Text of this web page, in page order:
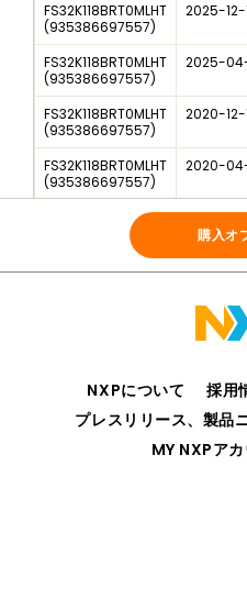
FS32K118BRT0MLHT
(935386697557)
2025-12-
FS32K118BRT0MLHT
(935386697557)
2025-
FS32K118BRT0MLHT
(935386697557)
2020-12-
FS32K118BRT0MLHT
(935386697557)
2020-
FS32K118BRT0MLHT
935386697557
2020-
購入オ
NXPについて 採用
プレスリリース、製品
MY NXPア